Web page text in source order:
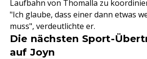
Laufbahn von Thomalla zu
"Ich glaube, dass einer dann etwas
muss", verdeutlichte er.
Die nächsten Sport-
auf Joyn